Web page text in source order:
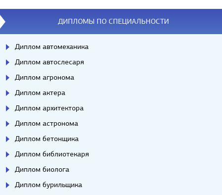
ДИПЛОМЫ ПО СПЕЦИАЛЬНОСТИ
Диплом автомеханика
Диплом автослесаря
Диплом агронома
Диплом актера
Диплом архитектора
Диплом астронома
Диплом бетонщика
Диплом библиотекаря
Диплом биолога
Диплом бурильщика